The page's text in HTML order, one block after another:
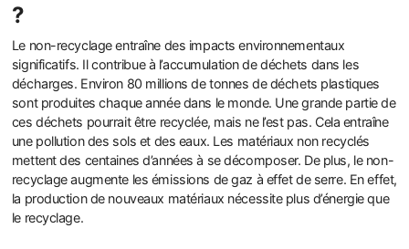
?
Le non-recyclage entraîne des impacts environnementaux
significatifs. Il contribue à l’accumulation de déchets dans les
décharges. Environ 80 millions de tonnes de déchets plastiques
sont produites chaque année dans le monde. Une grande partie de
ces déchets pourrait être recyclée, mais ne l’est pas. Cela entraîne
une pollution des sols et des eaux. Les matériaux non recyclés
mettent des centaines d’années à se décomposer. De plus, le non-
recyclage augmente les émissions de gaz à effet de serre. En effet,
la production de nouveaux matériaux nécessite plus d’énergie que
le recyclage.